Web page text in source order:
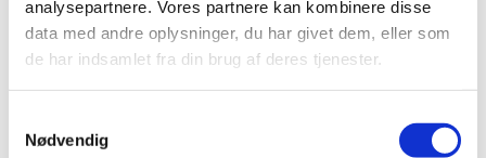
analysepartnere. Vores partnere kan kombinere disse
data med andre oplysninger, du har givet dem, eller som
de har indsamlet fra din brug af deres tjenester.
Nødvendig
ApS som bemyndiget organ for medicinsk udstyr. Det…
Ledig bevilling til Nexø Apotek
|4. april 2024|
september 2024. Bevillingen er opslået ledig efter Lov